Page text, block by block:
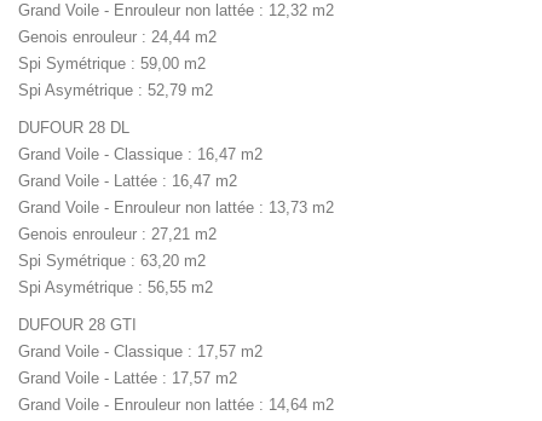
Grand Voile - Enrouleur non lattée : 12,32 m2
Genois enrouleur : 24,44 m2
Spi Symétrique : 59,00 m2
Spi Asymétrique : 52,79 m2
DUFOUR 28 DL
Grand Voile - Classique : 16,47 m2
Grand Voile - Lattée : 16,47 m2
Grand Voile - Enrouleur non lattée : 13,73 m2
Genois enrouleur : 27,21 m2
Spi Symétrique : 63,20 m2
Spi Asymétrique : 56,55 m2
DUFOUR 28 GTI
Grand Voile - Classique : 17,57 m2
Grand Voile - Lattée : 17,57 m2
Grand Voile - Enrouleur non lattée : 14,64 m2